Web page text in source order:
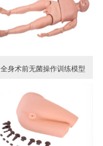
全身术前无菌操作训练模型